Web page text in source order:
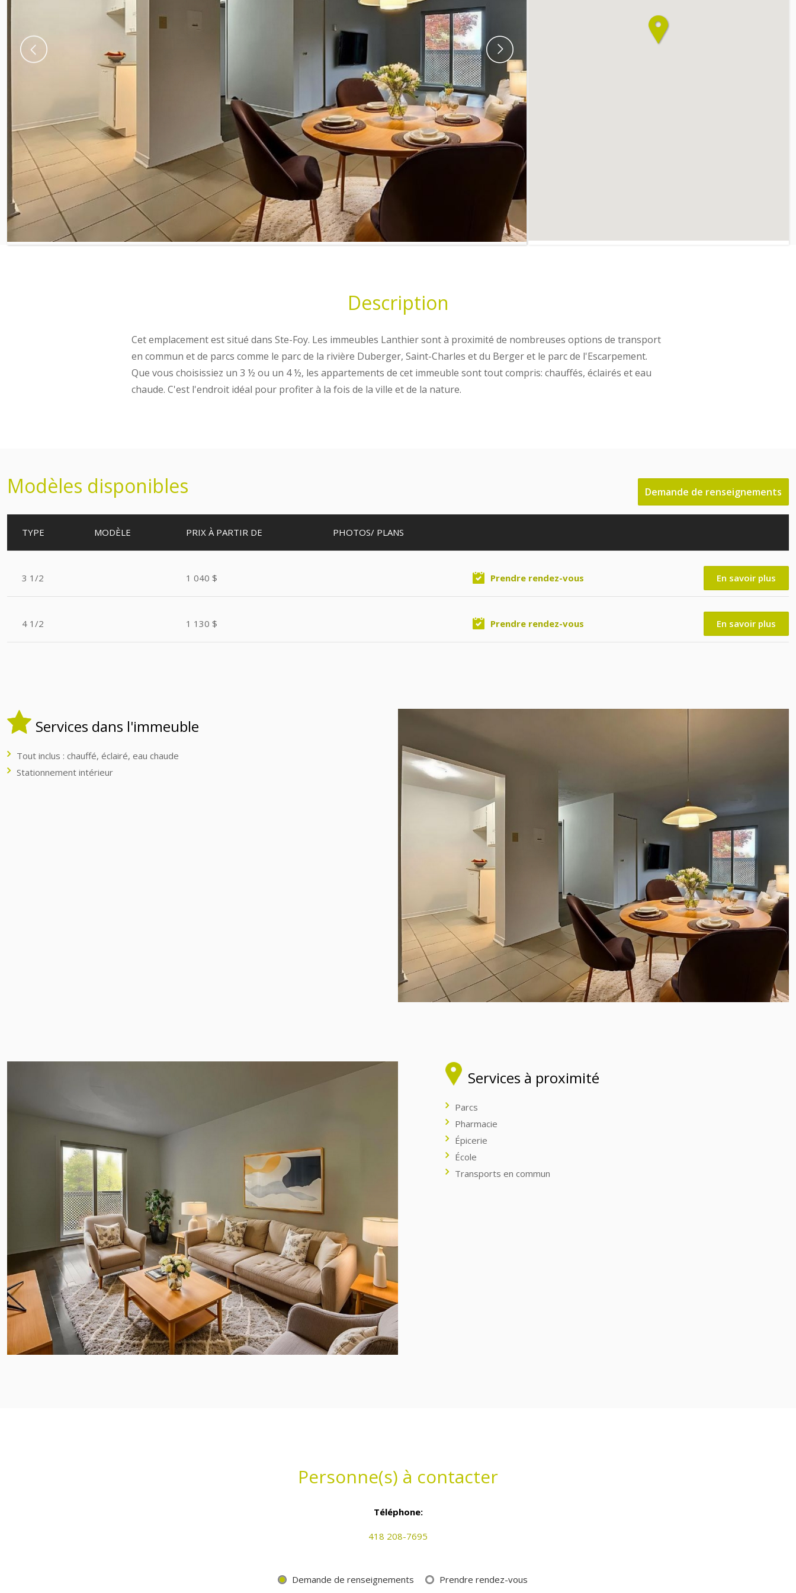
Description
Cet emplacement est situé dans Ste-Foy. Les immeubles Lanthier sont à proximité de nombreuses options de transport
en commun et de parcs comme le parc de la rivière Duberger, Saint-Charles et du Berger et le parc de l'Escarpement.
Que vous choisissiez un 3 ½ ou un 4 ½, les appartements de cet immeuble sont tout compris: chauffés, éclairés et eau
chaude. C'est l'endroit idéal pour profiter à la fois de la ville et de la nature.
Modèles disponibles Demande de renseignements
TYPE MODÈLE PRIX À PARTIR DE PHOTOS/ PLANS
3 1/2 1 040 $ Prendre rendez-vous En savoir plus
4 1/2 1 130 $ Prendre rendez-vous En savoir plus
Services dans l'immeuble
Tout inclus : chauffé, éclairé, eau chaude
Stationnement intérieur
Services à proximité
Parcs
Pharmacie
Épicerie
École
Transports en commun
Personne(s) à contacter
Téléphone:
418 208-7695
Demande de renseignements Prendre rendez-vous